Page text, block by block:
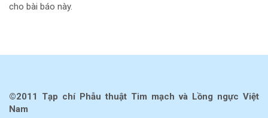
cho bài báo này.
©2011 Tạp chí Phẫu thuật Tim mạch và Lồng ngực Việt
Nam